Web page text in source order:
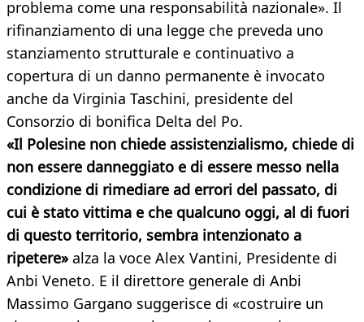
problema come una responsabilità nazionale». Il
rifinanziamento di una legge che preveda uno
stanziamento strutturale e continuativo a
copertura di un danno permanente è invocato
anche da Virginia Taschini, presidente del
Consorzio di bonifica Delta del Po.
«Il Polesine non chiede assistenzialismo, chiede di
non essere danneggiato e di essere messo nella
condizione di rimediare ad errori del passato, di
cui è stato vittima e che qualcuno oggi, al di fuori
di questo territorio, sembra intenzionato a
ripetere» alza la voce Alex Vantini, Presidente di
Anbi Veneto. E il direttore generale di Anbi
Massimo Gargano suggerisce di «costruire un